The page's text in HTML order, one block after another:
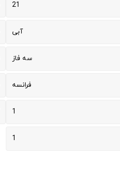
21
آبی
سه فاز
فرانسه
1
1